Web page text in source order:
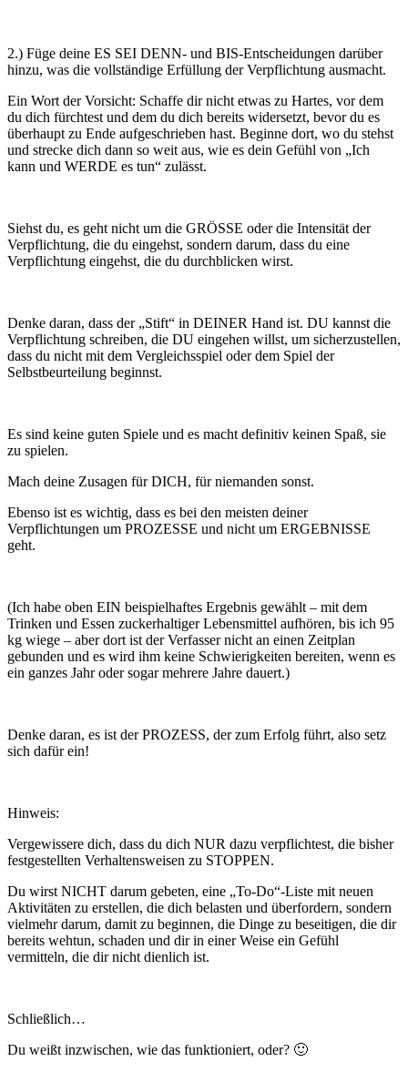
2.) Füge deine ES SEI DENN- und BIS-Entscheidungen darüber
hinzu, was die vollständige Erfüllung der Verpflichtung ausmacht.
Ein Wort der Vorsicht: Schaffe dir nicht etwas zu Hartes, vor dem
du dich fürchtest und dem du dich bereits widersetzt, bevor du es
überhaupt zu Ende aufgeschrieben hast. Beginne dort, wo du stehst
und strecke dich dann so weit aus, wie es dein Gefühl von „Ich
kann und WERDE es tun“ zulässt.
Siehst du, es geht nicht um die GRÖSSE oder die Intensität der
Verpflichtung, die du eingehst, sondern darum, dass du eine
Verpflichtung eingehst, die du durchblicken wirst.
Denke daran, dass der „Stift“ in DEINER Hand ist. DU kannst die
Verpflichtung schreiben, die DU eingehen willst, um sicherzustellen,
dass du nicht mit dem Vergleichsspiel oder dem Spiel der
Selbstbeurteilung beginnst.
Es sind keine guten Spiele und es macht definitiv keinen Spaß, sie
zu spielen.
Mach deine Zusagen für DICH, für niemanden sonst.
Ebenso ist es wichtig, dass es bei den meisten deiner
Verpflichtungen um PROZESSE und nicht um ERGEBNISSE
geht.
(Ich habe oben EIN beispielhaftes Ergebnis gewählt – mit dem
Trinken und Essen zuckerhaltiger Lebensmittel aufhören, bis ich 95
kg wiege – aber dort ist der Verfasser nicht an einen Zeitplan
gebunden und es wird ihm keine Schwierigkeiten bereiten, wenn es
ein ganzes Jahr oder sogar mehrere Jahre dauert.)
Denke daran, es ist der PROZESS, der zum Erfolg führt, also setz
sich dafür ein!
Hinweis:
Vergewissere dich, dass du dich NUR dazu verpflichtest, die bisher
festgestellten Verhaltensweisen zu STOPPEN.
Du wirst NICHT darum gebeten, eine „To-Do“-Liste mit neuen
Aktivitäten zu erstellen, die dich belasten und überfordern, sondern
vielmehr darum, damit zu beginnen, die Dinge zu beseitigen, die dir
bereits wehtun, schaden und dir in einer Weise ein Gefühl
vermitteln, die dir nicht dienlich ist.
Schließlich…
Du weißt inzwischen, wie das funktioniert, oder? 🙂